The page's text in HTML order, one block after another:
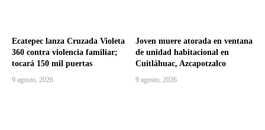
Ecatepec lanza Cruzada Violeta
360 contra violencia familiar;
tocará 150 mil puertas
9 agosto, 2026
Joven muere atorada en ventana
de unidad habitacional en
Cuitláhuac, Azcapotzalco
9 agosto, 2026